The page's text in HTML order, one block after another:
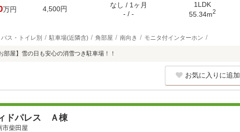
万円 4,500円
なし / 1ヶ月
- / -
1LDK
55.34m2
バス・トイレ別 駐車場(近隣含) 角部屋 南向き モニタ付インターホン
部屋】雪の日も安心の消雪つき駐車場！！
お気に入りに追加
ドパレス Ａ棟
市柴田屋